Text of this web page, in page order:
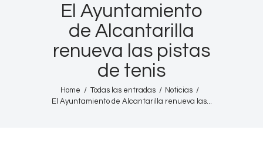
El Ayuntamiento
de Alcantarilla
renueva las pistas
de tenis
Home Todas las entradas
Noticias
El Ayuntamiento de Alcantarilla renueva las...
Informativos
Entrevistas
Noticias
PROGRAMACIÓN